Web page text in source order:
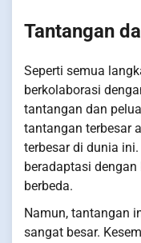
Tantangan
Seperti semua
berkolaborasi
tantangan dan
tantangan terbesar
terbesar di dunia
beradaptasi
berbeda.
Namun, tantangan
sangat besar.